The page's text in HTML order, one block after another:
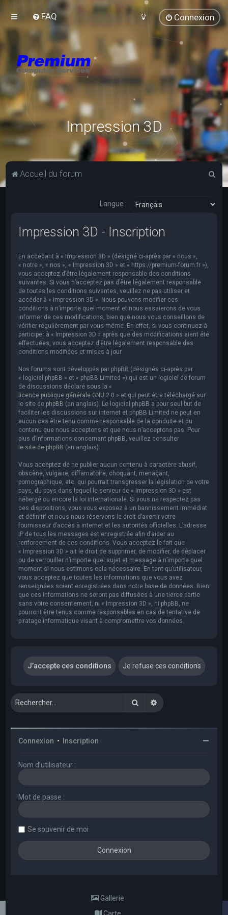
FAQ Connexion
Impression 3D
Accueil du forum
Langue :
Impression 3D - Inscription
En accédant à « Impression 3D » (désigné ci-après par « nous »,
« notre », « nos », « Impression 3D » et « https://premium-forum.fr »),
vous acceptez d’être légalement responsable des conditions
suivantes. Si vous n’acceptez pas d’être légalement responsable
de toutes les conditions suivantes, veuillez ne pas utiliser et
accéder à « Impression 3D ». Nous pouvons modifier ces
conditions à n’importe quel moment et nous essaierons de vous
informer de ces modifications, bien que nous vous conseillons de
vérifier régulièrement par vous-même. En effet, si vous continuez à
participer à « Impression 3D » après que des modifications aient été
effectuées, vous acceptez d’être légalement responsable des
conditions modifiées et mises à jour.
Nos forums sont développés par phpBB (désignés ci-après par
« logiciel phpBB » et « phpBB Limited ») qui est un logiciel de forum
de discussions déclaré sous la «
licence publique générale GNU 2.0 » et qui peut être téléchargé sur
le site de phpBB (en anglais). Le logiciel phpBB a pour seul but de
faciliter les discussions sur internet et phpBB Limited ne peut en
aucun cas être tenu comme responsable de la conduite et du
contenu que nous acceptons et que nous n’acceptons pas. Pour
plus d’informations concernant phpBB, veuillez consulter
le site de phpBB (en anglais).
Vous acceptez de ne publier aucun contenu à caractère abusif,
obscène, vulgaire, diffamatoire, choquant, menaçant,
pornographique, etc. qui pourrait transgresser la législation de votre
pays, du pays dans lequel le serveur de « Impression 3D » est
hébergé ou encore la loi internationale. Si vous ne respectez pas
ces dispositions, vous vous exposez à un bannissement immédiat
et définitif et nous nous réservons le droit d’avertir votre
fournisseur d’accès à internet et les autorités officielles. L’adresse
IP de tous les messages est enregistrée afin d’aider au
renforcement de ces conditions. Vous acceptez le fait que
« Impression 3D » ait le droit de supprimer, de modifier, de déplacer
ou de verrouiller n’importe quel sujet et message à n’importe quel
moment si nous estimons cela nécessaire. En tant qu’utilisateur,
vous acceptez que toutes les informations que vous avez
renseignées soient enregistrées dans notre base de données. Bien
que ces informations ne seront pas diffusées à une tierce partie
sans votre consentement, ni « Impression 3D », ni phpBB, ne
pourront être tenus comme responsables en cas de tentative de
piratage informatique visant à compromettre vos données.
RechercherRecherche avancée
Connexion • Inscription
Nom d’utilisateur :
Mot de passe :
Se souvenir de moi
Gallerie
Carte